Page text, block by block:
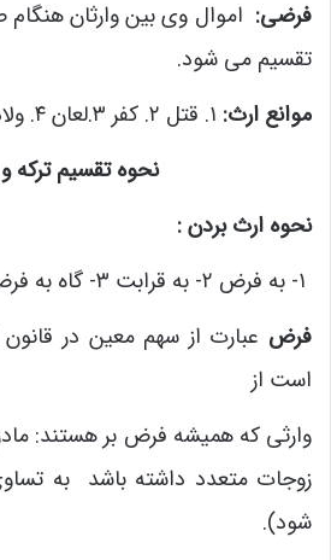
فرضی: اموال وی بین وارثان
تقسیم می شود.
موانع ارث: ۱. قتل ۲. کفر ۳.لعان ۴. ولادت از زنا
نحوه تقسیم ترکه
نحوه ارث بردن :
فرض عبارت از سهم معین در
است از
وارثی که همیشه فرض بر هستند:
زوجات متعدد داشته باشد به
شود).